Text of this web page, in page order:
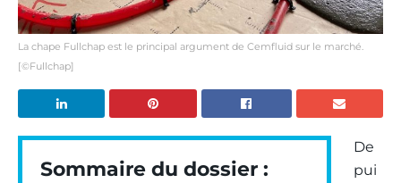
La chape Fullchap est le principal argument de Cemfluid sur le marché.
[©Fullchap]
Sommaire du dossier :
De
pui